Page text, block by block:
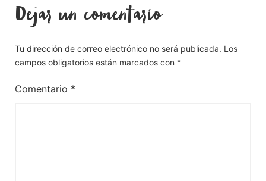
Dejar un comentario
Tu dirección de correo electrónico no será publicada. Los
campos obligatorios están marcados con *
Comentario *